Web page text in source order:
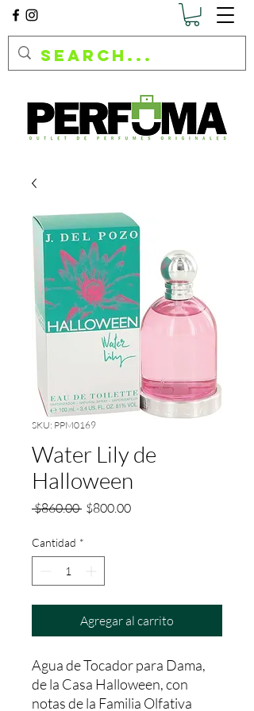
SKU: PPM0169
Water Lily de
Halloween
$860.00 Precio
$800.00Precio
Cantidad *
Agregar al carrito
Agua de Tocador para Dama,
de la Casa Halloween, con
notas de la Familia Olfativa